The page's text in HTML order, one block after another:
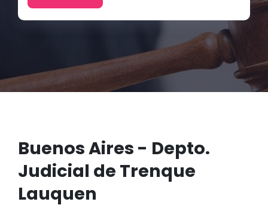
Buenos Aires - Depto.
Judicial de Trenque
Lauquen